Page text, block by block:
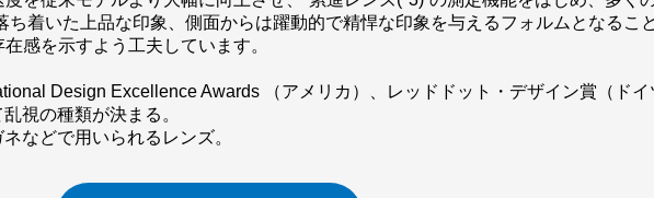
着いた上品な印象、側面からは躍動的で精悍な印象を与えるフォルムとなるこ
感を示すよう工夫しています。
Design Excellence Awards （アメリカ）、レッドドット・デザイン賞（ドイ
視の種類が決まる。
などで用いられるレンズ。